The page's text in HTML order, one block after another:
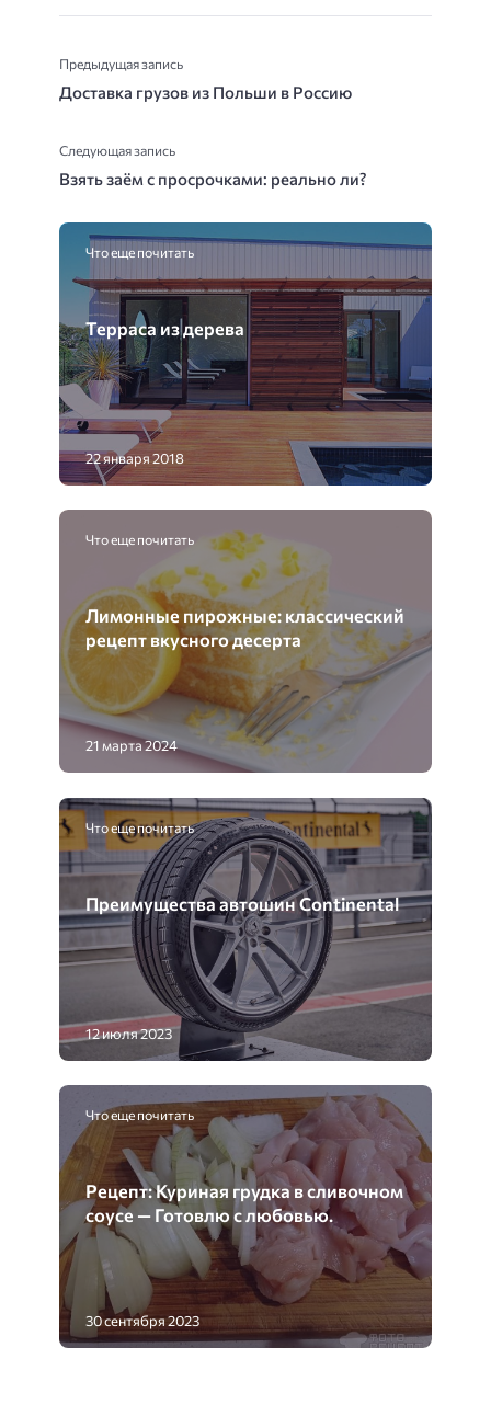
Предыдущая запись
Доставка грузов из Польши в Россию
Следующая запись
Взять заём с просрочками: реально ли?
Что еще почитать
Терраса из дерева
22 января 2018
Что еще почитать
Лимонные пирожные: классический
рецепт вкусного десерта
21 марта 2024
Что еще почитать
Преимущества автошин Continental
12 июля 2023
Что еще почитать
Рецепт: Куриная грудка в сливочном
соусе — Готовлю с любовью.
30 сентября 2023